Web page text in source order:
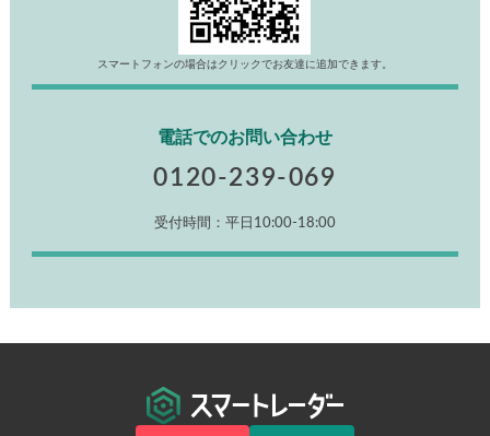
スマートフォンの場合はクリックでお友達に追加できます。
電話でのお問い合わせ
0120-239-069
受付時間：平日10:00-18:00